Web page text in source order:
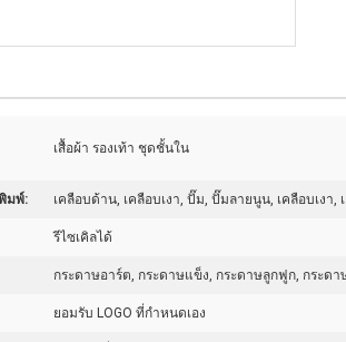
เสื้อผ้า รองเท้า ชุดชั้นใน
มพ์: เคลือบด้าน, เคลือบเงา, ปั๊ม, ปั๊มลายนูน, เคลือบเงา,
รีไซเคิลได้
กระดาษอาร์ต, กระดาษแข็ง, กระดาษลูกฟูก, กระดา
ยอมรับ LOGO ที่กําหนดเอง